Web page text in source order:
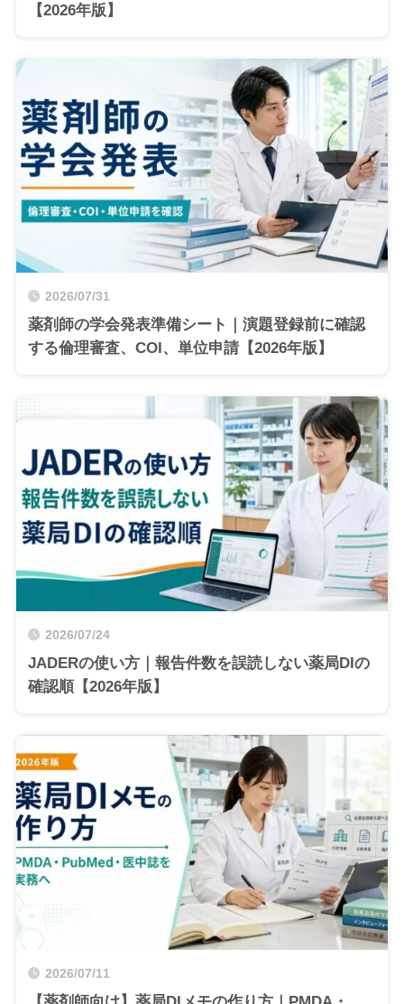
【2026年版】
2026/07/31
薬剤師の学会発表準備シート｜演題登録前に確認
する倫理審査、COI、単位申請【2026年版】
2026/07/24
JADERの使い方｜報告件数を誤読しない薬局DIの
確認順【2026年版】
2026/07/11